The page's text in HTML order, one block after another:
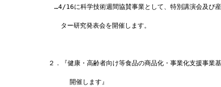
…4/16に科学技術週間協賛事業として、特別講演会及び産
ター研究発表会を開催します。
　２．『健康・高齢者向け等食品の商品化・事業化支援事業
            開催します』